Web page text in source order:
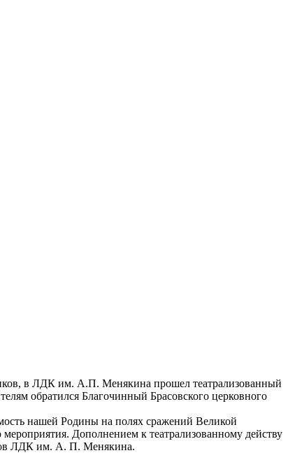
в ЛДК им. А.П. Менякина прошел театрализованный
обратился Благочинный Брасовского церковного
нашей Родины на полях сражений Великой
Дополнением к театрализованному действу
ЛДК им. А. П. Менякина.